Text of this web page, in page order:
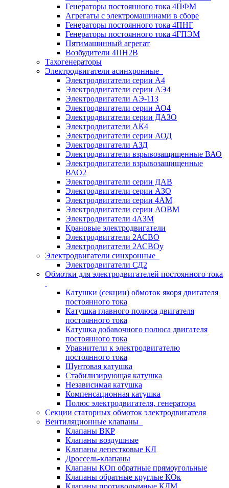
Генераторы постоянного тока 4ПФМ
Агрегаты с электромашинами в сборе
Генераторы постоянного тока 4ПНГ
Генераторы постоянного тока 4ГПЭМ
Пятимашинный агрегат
Возбудители 4ПН2В
Тахогенераторы
Электродвигатели асинхронные
Электродвигатели серии А4
Электродвигатели серии АЭ4
Электродвигатели АЭ-113
Электродвигатели серии АО4
Электродвигатели серии ДАЗО
Электродвигатели АК4
Электродвигатели серии АОД
Электродвигатели АЗД
Электродвигатели взрывозащищенные ВАО
Электродвигатели взрывозащищенные
ВАО2
Электродвигатели серии ДАВ
Электродвигатели серии АЗО
Электродвигатели серии 4АМ
Электродвигатели серии АОВМ
Электродвигатели 4АЗМ
Крановые электродвигатели
Электродвигатели 2АСВО
Электродвигатели 2АСВОу
Электродвигатели синхронные
Электродвигатели СД2
Обмотки для электродвигателей постоянного тока
Катушки (секции) обмоток якоря двигателя
постоянного тока
Катушка главного полюса двигателя
постоянного тока
Катушка добавочного полюса двигателя
постоянного тока
Уравнители к электродвигателю
постоянного тока
Шунтовая катушка
Стабилизирующая катушка
Независимая катушка
Компенсационная катушка
Полюс электродвигателя, генератора
Секции статорных обмоток электродвигателя
Вентиляционные клапаны
Клапаны ВКР
Клапаны воздушные
Клапаны лепестковые КЛ
Дроссель-клапаны
Клапаны КОп обратные прямоугольные
Клапаны обратные круглые КОк
Клапаны противодымные КДМ